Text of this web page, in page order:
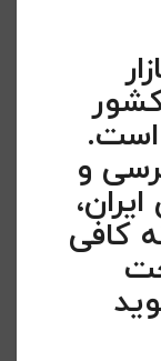
است.
و
کافی